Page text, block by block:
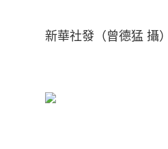
新華社發（曾德猛 攝）